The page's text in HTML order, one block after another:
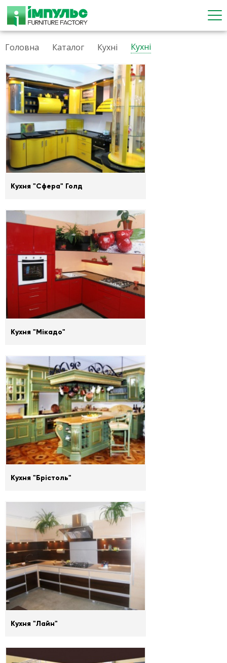
Головна Каталог Кухні Кухні
Кухня "Сфера" Голд
Кухня "Мікадо"
Кухня "Брістоль"
Кухня "Лайн"